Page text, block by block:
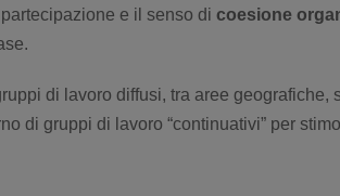
e il senso di coesione
di lavoro diffusi, tra aree geografiche,
di gruppi di lavoro “continuativi” per